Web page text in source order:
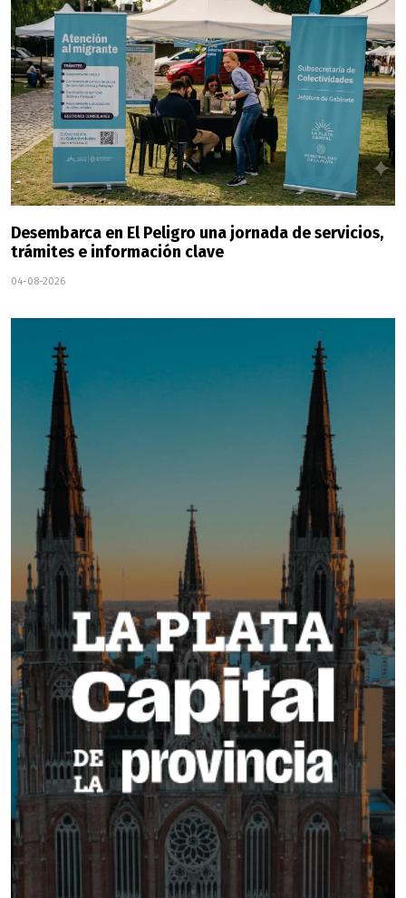
Desembarca en El Peligro una jornada de servicios,
trámites e información clave
04-08-2026